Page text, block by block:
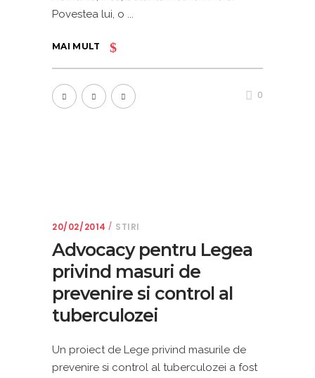
Povestea lui, o
MAI MULT
0
20/02/2014 STIRI
Advocacy pentru Legea
privind masuri de
prevenire si control al
tuberculozei
Un proiect de Lege privind masurile de
prevenire si control al tuberculozei a fost